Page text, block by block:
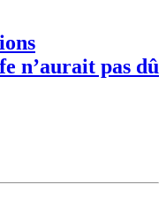
n’aurait pas dû